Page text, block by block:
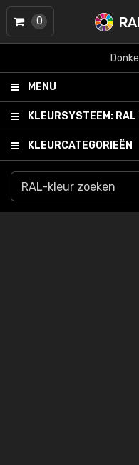
MENU
KLEURSYSTEEM: RAL
KLEURCATEGORIEËN
0